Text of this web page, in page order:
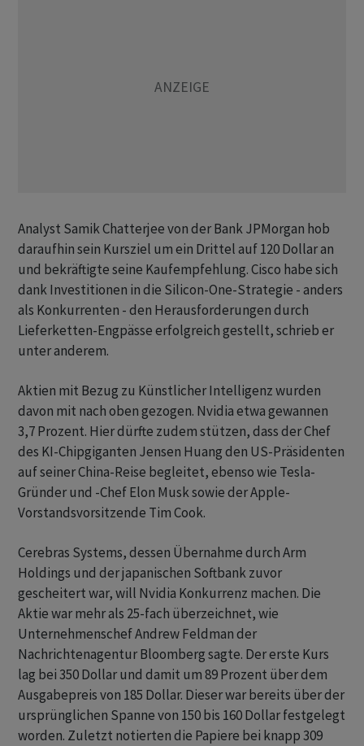
Analyst Samik Chatterjee von der Bank JPMorgan hob
daraufhin sein Kursziel um ein Drittel auf 120 Dollar an
und bekräftigte seine Kaufempfehlung. Cisco habe sich
dank Investitionen in die Silicon-One-Strategie - anders
als Konkurrenten - den Herausforderungen durch
Lieferketten-Engpässe erfolgreich gestellt, schrieb er
unter anderem.
Aktien mit Bezug zu Künstlicher Intelligenz wurden
davon mit nach oben gezogen. Nvidia etwa gewannen
3,7 Prozent. Hier dürfte zudem stützen, dass der Chef
des KI-Chipgiganten Jensen Huang den US-Präsidenten
auf seiner China-Reise begleitet, ebenso wie Tesla-
Gründer und -Chef Elon Musk sowie der Apple-
Vorstandsvorsitzende Tim Cook.
Cerebras Systems, dessen Übernahme durch Arm
Holdings und der japanischen Softbank zuvor
gescheitert war, will Nvidia Konkurrenz machen. Die
Aktie war mehr als 25-fach überzeichnet, wie
Unternehmenschef Andrew Feldman der
Nachrichtenagentur Bloomberg sagte. Der erste Kurs
lag bei 350 Dollar und damit um 89 Prozent über dem
Ausgabepreis von 185 Dollar. Dieser war bereits über der
ursprünglichen Spanne von 150 bis 160 Dollar festgelegt
worden. Zuletzt notierten die Papiere bei knapp 309